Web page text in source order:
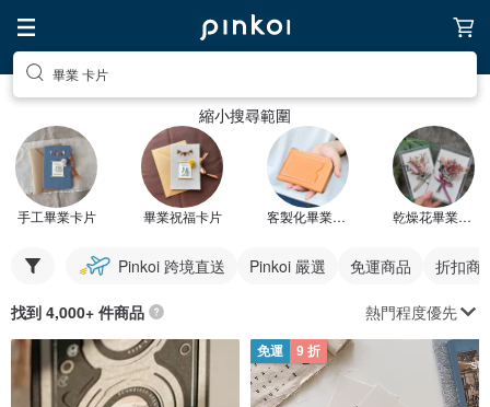
畢業 卡片
縮小搜尋範圍
手工畢業卡片 畢業祝福卡片 客製化畢業卡片 乾燥花畢業卡片
Pinkoi 跨境直送 Pinkoi 嚴選 免運商品 折扣商
找到 4,000+ 件商品 熱門程度優先
免運 9 折